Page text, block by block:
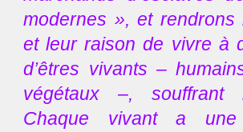
modernes », et rendrons
et leur raison de vivre à
d’êtres vivants –
végétaux –, souffrant
Chaque vivant a